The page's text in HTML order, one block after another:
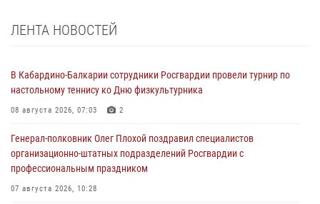
ЛЕНТА НОВОСТЕЙ
В Кабардино-Балкарии сотрудники Росгвардии провели турнир по
настольному теннису ко Дню физкультурника
08 августа 2026, 07:03 2
Генерал-полковник Олег Плохой поздравил специалистов
организационно-штатных подразделений Росгвардии с
профессиональным праздником
07 августа 2026, 10:28